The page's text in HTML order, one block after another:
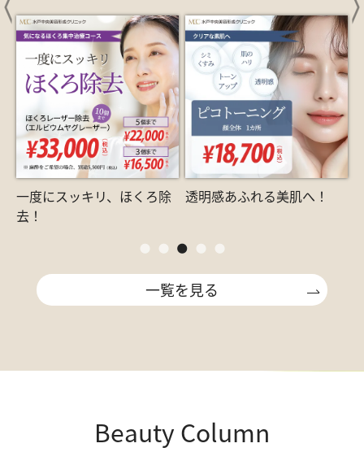
一度にスッキリ、ほくろ除
去！
透明感あふれる美肌へ！
一覧を見る
Beauty Column